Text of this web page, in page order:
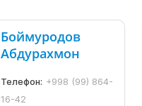
Боймуродов
Абдурахмон
Телефон: +998 (99) 864-
16-42